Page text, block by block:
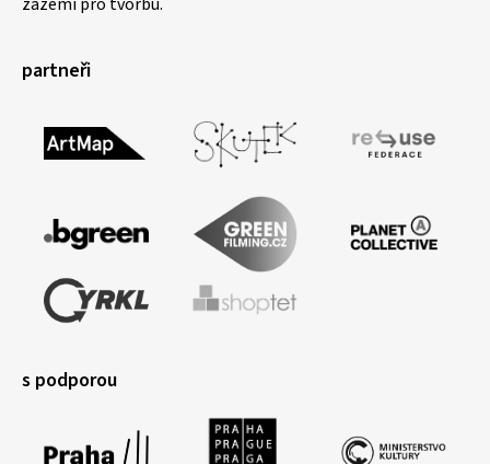
zázemí pro tvorbu.
partneři
s podporou